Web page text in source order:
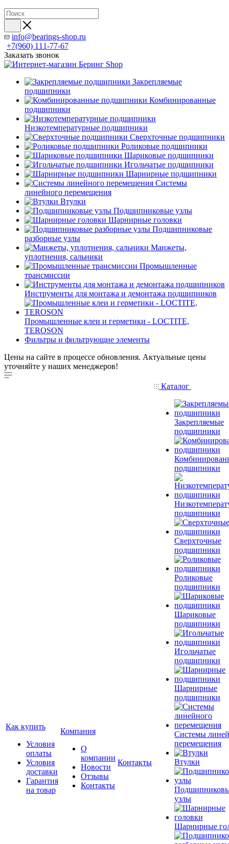
info@bearings-shop.ru
+7(960) 111-77-67
Заказать звонок
Закрепляемые
подшипники
Комбинированные
подшипники
Низкотемпературные подшипники
Сверхточные подшипники
Роликовые подшипники
Шариковые подшипники
Игольчатые подшипники
Шарнирные подшипники
Системы
линейного перемещения
Втулки
Подшипниковые узлы
Шарнирные головки
Подшипниковые
разборные узлы
Манжеты,
уплотнения, сальники
Промышленные
трансмиссии
Инструменты для монтажа и демонтажа подшипников
Промышленные клеи и герметики - LOCTITE,
TEROSON
Фильтры и фильтрующие элементы
Цены на сайте в процессе обновления. Актуальные цены
уточняйте у наших менеджеров!
Как купить
Условия
оплаты
Условия
доставки
Гарантия
на товар
Компания
О
компании
Новости
Отзывы
Контакты
Контакты
Каталог
Закрепляемые
подшипники
подшипники
подшипники
Сверхточные
подшипники
Роликовые
подшипники
Шариковые
подшипники
Игольчатые
подшипники
Шарнирные
подшипники
Системы
перемещения
Втулки
узлы
Шарнирные